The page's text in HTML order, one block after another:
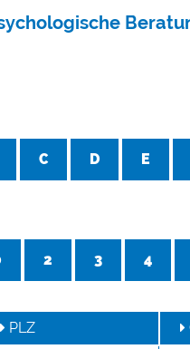
C D E
2 3 4
PLZ